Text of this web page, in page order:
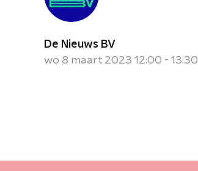
De Nieuws BV
wo 8 maart 2023 12:00 - 13:30